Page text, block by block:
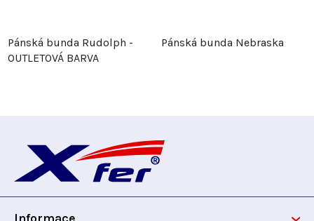
Pánská bunda Rudolph -
OUTLETOVÁ BARVA
Pánská bunda Nebraska
p